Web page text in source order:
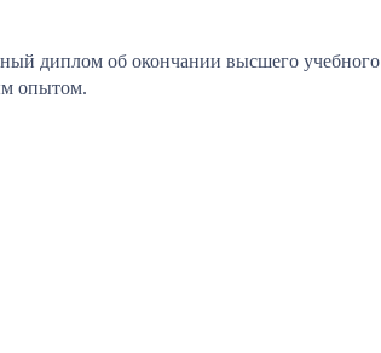
диплом об окончании высшего учебного
опытом.